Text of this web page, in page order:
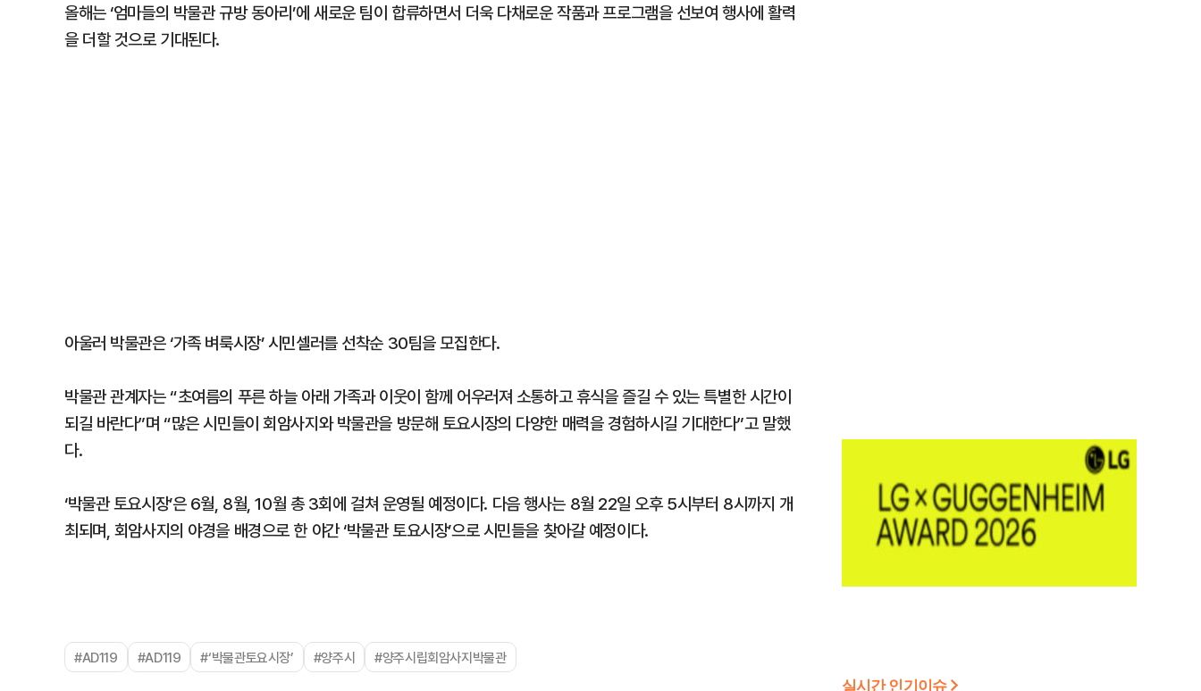
올해는 ‘엄마들의 박물관 규방 동아리’에 새로운 팀이 합류하면서 더욱 다채로운 작품과 프로그램을 선보여 행사에 활력
을 더할 것으로 기대된다.
아울러 박물관은 ‘가족 벼룩시장’ 시민셀러를 선착순 30팀을 모집한다.
박물관 관계자는 “초여름의 푸른 하늘 아래 가족과 이웃이 함께 어우러져 소통하고 휴식을 즐길 수 있는 특별한 시간이
되길 바란다”며 “많은 시민들이 회암사지와 박물관을 방문해 토요시장의 다양한 매력을 경험하시길 기대한다”고 말했
다.
‘박물관 토요시장’은 6월, 8월, 10월 총 3회에 걸쳐 운영될 예정이다. 다음 행사는 8월 22일 오후 5시부터 8시까지 개
최되며, 회암사지의 야경을 배경으로 한 야간 ‘박물관 토요시장’으로 시민들을 찾아갈 예정이다.
#AD119 #AD119 #‘박물관토요시장’ #양주시 #양주시립회암사지박물관